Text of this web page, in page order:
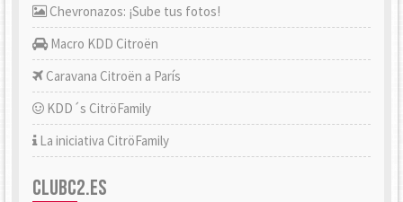
Chevronazos: ¡Sube tus fotos!
Macro KDD Citroën
Caravana Citroën a París
KDD´s CitröFamily
La iniciativa CitröFamily
CLUBC2.ES